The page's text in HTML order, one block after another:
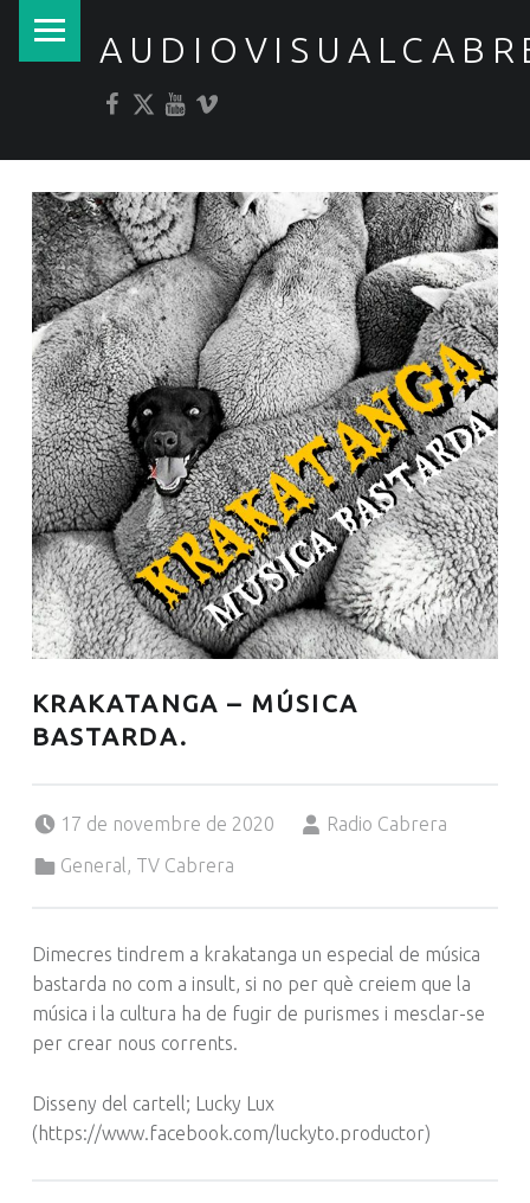
KRAKATANGA – MÚSICA
BASTARDA.
17 de novembre de 2020
Radio Cabrera
General , TV Cabrera
Dimecres tindrem a krakatanga un especial de música
bastarda no com a insult, si no per què creiem que la
música i la cultura ha de fugir de purismes i mesclar-se
per crear nous corrents.
Disseny del cartell; Lucky Lux
(https://www.facebook.com/luckyto.productor)